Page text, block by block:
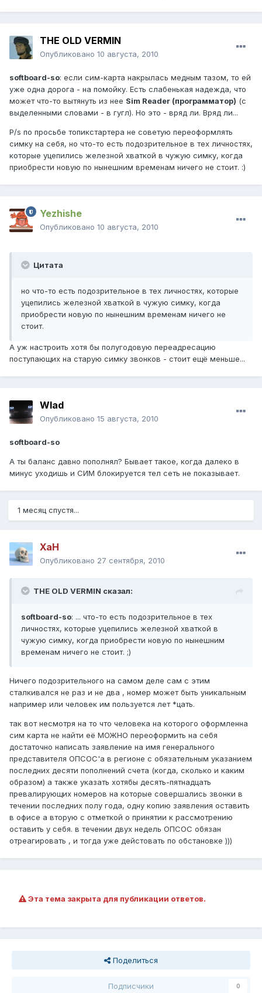
THE OLD VERMIN
Опубликовано 10 августа, 2010
softboard-so: если сим-карта накрылась медным тазом, то ей
уже одна дорога - на помойку. Есть слабенькая надежда, что
может что-то вытянуть из нее Sim Reader (программатор) (с
выделенными словами - в гугл). Но это - вряд ли. Вряд ли...
P/s по просьбе топикстартера не советую переоформлять
симку на себя, но что-то есть подозрительное в тех личностях,
которые уцепились железной хваткой в чужую симку, когда
приобрести новую по нынешним временам ничего не стоит. :)
Yezhishe
Опубликовано 10 августа, 2010
Цитата
но что-то есть подозрительное в тех личностях, которые
уцепились железной хваткой в чужую симку, когда
приобрести новую по нынешним временам ничего не
стоит.
А уж настроить хотя бы полугодовую переадресацию
поступающих на старую симку звонков - стоит ещё меньше...
Wlad
Опубликовано 15 августа, 2010
softboard-so
А ты баланс давно пополнял? Бывает такое, когда далеко в
минус уходишь и СИМ блокируется тел сеть не показывает.
1 месяц спустя...
XaH
Опубликовано 27 сентября, 2010
THE OLD VERMIN сказал:
softboard-so: ... что-то есть подозрительное в тех
личностях, которые уцепились железной хваткой в
чужую симку, когда приобрести новую по нынешним
временам ничего не стоит. ;)
Ничего подозрительного на самом деле сам с этим
сталкивался не раз и не два , номер может быть уникальным
например или человек им пользуется лет *цать.
так вот несмотря на то что человека на которого оформленна
сим карта не найти её МОЖНО переоформить на себя
достаточно написать заявление на имя генерального
представителя ОПСОС'а в регионе с обязательным указанием
последних десяти пополнений счета (когда, сколько и каким
образом) а также указать хотябы десять-пятнадцать
превалирующих номеров на которые совершались звонки в
течении последних полу года, одну копию заявления оставить
в офисе а вторую с отметкой о принятии к рассмотрению
оставить у себя. в течении двух недель ОПСОС обязан
отреагировать , и тогда уже дейстовать по обстановке )))
Эта тема закрыта для публикации ответов.
Поделиться
Подписчики 0